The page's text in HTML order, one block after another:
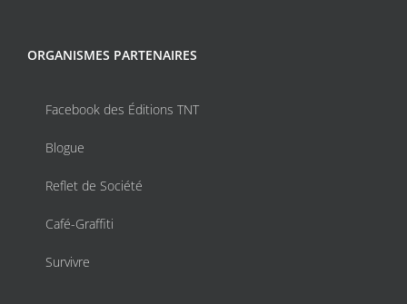
ORGANISMES PARTENAIRES
Facebook des Éditions TNT
Blogue
Reflet de Société
Café-Graffiti
Survivre